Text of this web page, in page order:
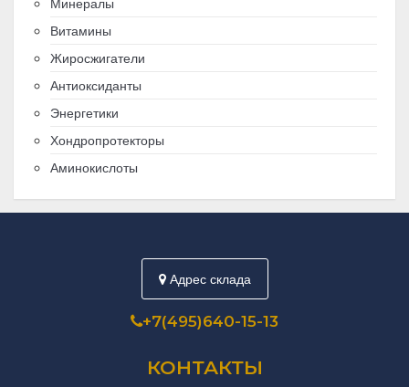
Витамины
Жиросжигатели
Антиоксиданты
Энергетики
Хондропротекторы
Аминокислоты
Адрес склада
+7(495)640-15-13
КОНТАКТЫ